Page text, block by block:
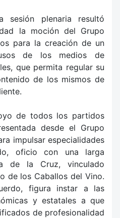
plenaria resultó
la moción del Grupo
para la creación de un
de los medios de
que permita regular su
de los mismos de
de todos los partidos
desde el Grupo
impulsar especialidades
oficio con una larga
de la Cruz, vinculado
de los Caballos del Vino.
figura instar a las
y estatales a que
de profesionalidad